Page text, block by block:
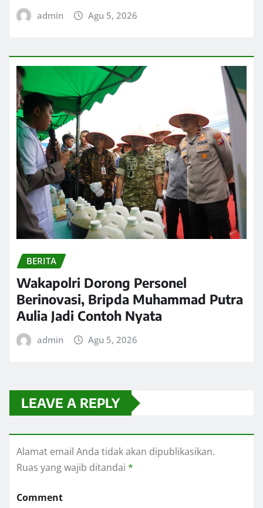
admin Agu 5, 2026
BERITA
Wakapolri Dorong Personel
Berinovasi, Bripda Muhammad Putra
Aulia Jadi Contoh Nyata
admin Agu 5, 2026
LEAVE A REPLY
Alamat email Anda tidak akan dipublikasikan.
Ruas yang wajib ditandai *
Comment